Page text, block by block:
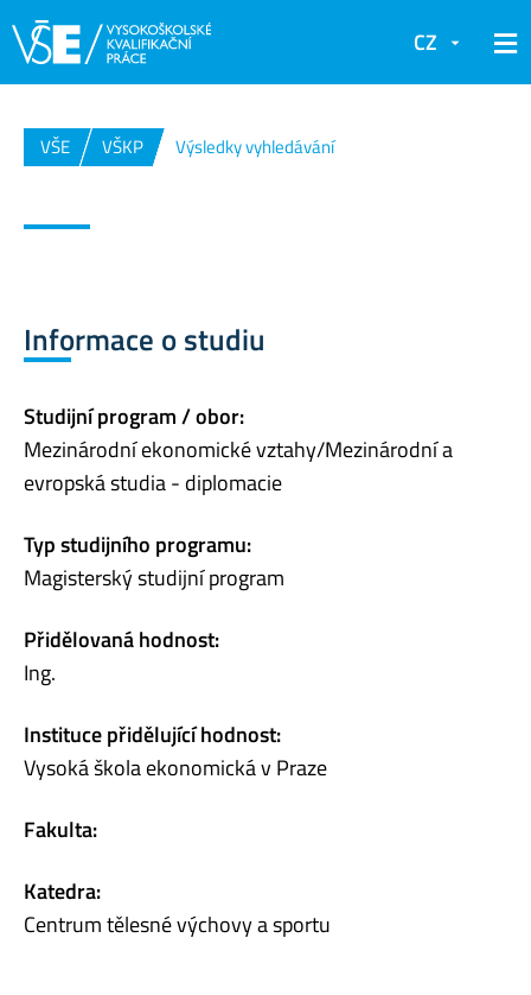
CZ
VŠE VŠKP Výsledky vyhledávání
Informace o studiu
Studijní program / obor:
Mezinárodní ekonomické vztahy/Mezinárodní a
evropská studia - diplomacie
Typ studijního programu:
Magisterský studijní program
Přidělovaná hodnost:
Ing.
Instituce přidělující hodnost:
Vysoká škola ekonomická v Praze
Fakulta:
Katedra:
Centrum tělesné výchovy a sportu